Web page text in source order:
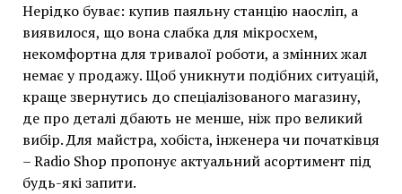
Нерідко буває: купив паяльну станцію наосліп, а
виявилося, що вона слабка для мікросхем,
некомфортна для тривалої роботи, а змінних жал
немає у продажу. Щоб уникнути подібних ситуацій,
краще звернутись до спеціалізованого магазину,
де про деталі дбають не менше, ніж про великий
вибір. Для майстра, хобіста, інженера чи початківця
– Radio Shop пропонує актуальний асортимент під
будь-які запити.